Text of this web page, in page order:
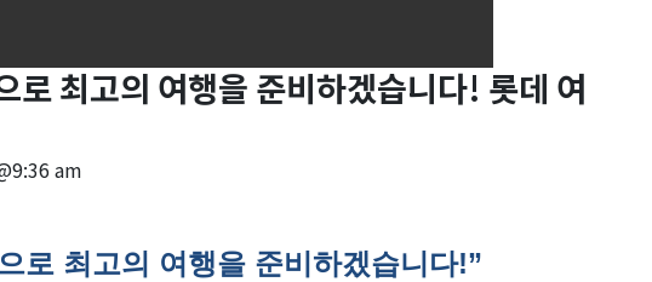
로 최고의 여행을 준비하겠습니다! 롯데 여
am
로 최고의 여행을 준비하겠습니다!”